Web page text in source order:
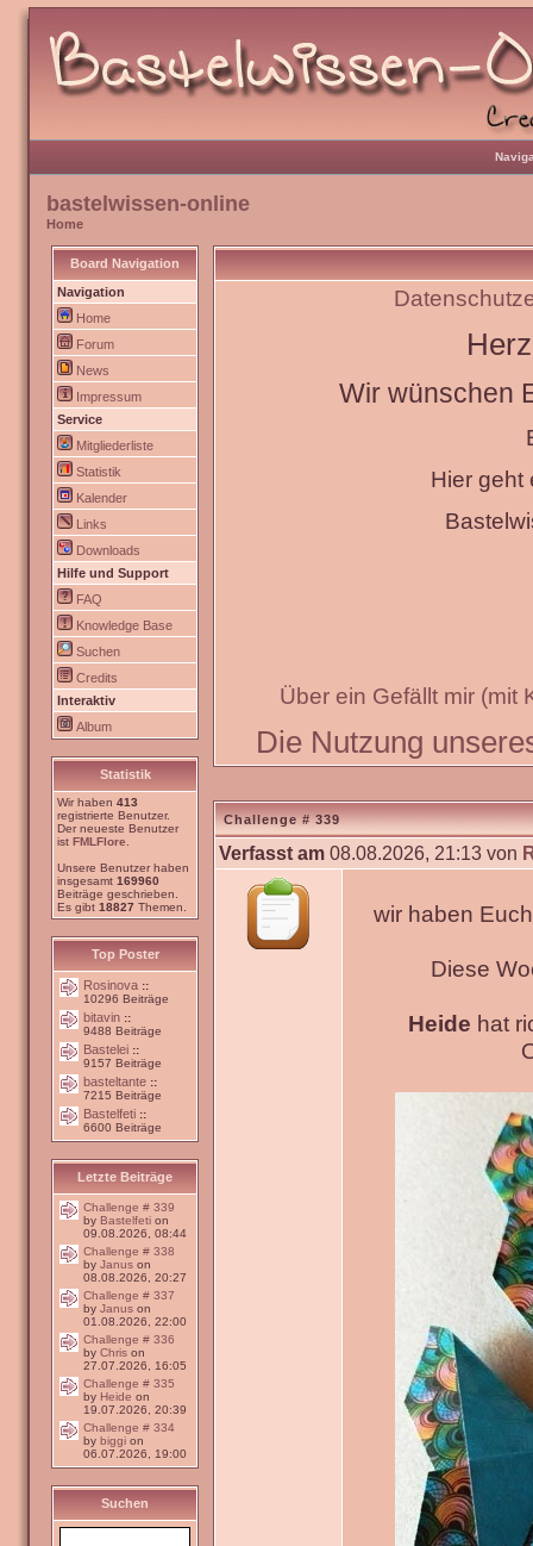
bastelwissen-online
Home
Board Navigation
Navigation
Home
Forum
News
Impressum
Service
Mitgliederliste
Statistik
Kalender
Links
Downloads
Hilfe und Support
FAQ
Knowledge Base
Suchen
Credits
Interaktiv
Album
Statistik
Wir haben 413
registrierte Benutzer.
Der neueste Benutzer
ist FMLFlore
Unsere Benutzer haben
insgesamt 169960
Beiträge geschrieben.
Es gibt 18827 Themen.
Top Poster
Rosinova ::
10296 Beiträge
bitavin ::
9488 Beiträge
Bastelei ::
9157 Beiträge
basteltante ::
7215 Beiträge
Bastelfeti ::
6600 Beiträge
Letzte Beiträge
Challenge # 339
by Bastelfeti on
09.08.2026, 08:44
Challenge # 338
by Janus on
08.08.2026, 20:27
Challenge # 337
by Janus on
01.08.2026, 22:00
Challenge # 336
by Chris on
27.07.2026, 16:05
Challenge # 335
by Heide on
19.07.2026, 20:39
Challenge # 334
by biggi on
06.07.2026, 19:00
Suchen
Wir wünschen
Hier geht
Über ein Gefällt mir (mit
Die Nutzung
Challenge # 339
Verfasst am 08.08.2026, 21:13 von
wir haben
Diese
Heide hat